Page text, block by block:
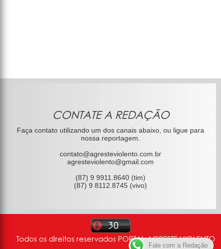
CONTATE A REDAÇÃO
Faça contato utilizando um dos canais abaixo, ou ligue para
nossa reportagem.
contato@agresteviolento.com.br
agresteviolento@gmail.com
(87) 9 9911.8640 (tim)
(87) 9 8112.8745 (vivo)
Todos os direitos reservados PORTAL AGRESTE VIOLENTO
Fale com a Redação